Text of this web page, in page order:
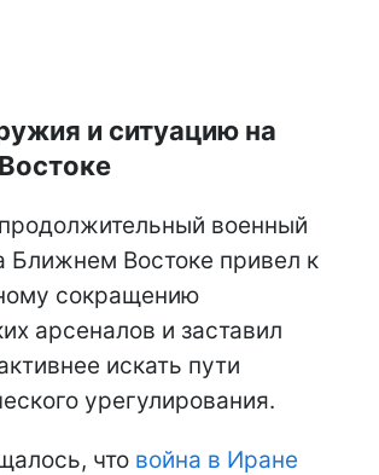
и ситуацию на
военный
Ближнем Востоке привел к
сокращению
арсеналов и заставил
искать пути
урегулирования.
что война в Иране